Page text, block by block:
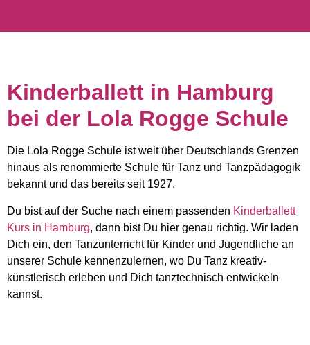
Kinderballett in Hamburg
bei der Lola Rogge Schule
Die Lola Rogge Schule ist weit über Deutschlands Grenzen
hinaus als renommierte Schule für Tanz und Tanzpädagogik
bekannt und das bereits seit 1927.
Du bist auf der Suche nach einem passenden Kinderballett
Kurs in Hamburg, dann bist Du hier genau richtig. Wir laden
Dich ein, den Tanzunterricht für Kinder und Jugendliche an
unserer Schule kennenzulernen, wo Du Tanz kreativ-
künstlerisch erleben und Dich tanztechnisch entwickeln
kannst.